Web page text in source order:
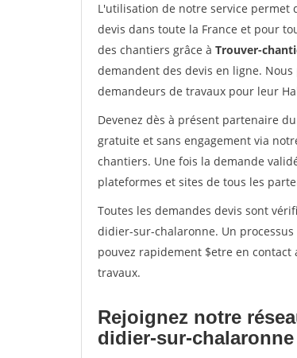
L'utilisation de notre service permet
devis dans toute la France et pour
des chantiers grâce à Trouver-
demandent des devis en ligne.
demandeurs de travaux pour leur
Devenez dès à présent partenaire
gratuite et sans engagement via
chantiers. Une fois la demande
plateformes et sites de tous les
Toutes les demandes devis sont
didier-sur-chalaronne. Un
pouvez rapidement $etre en
travaux.
Rejoignez notre
didier-sur-chalaronne